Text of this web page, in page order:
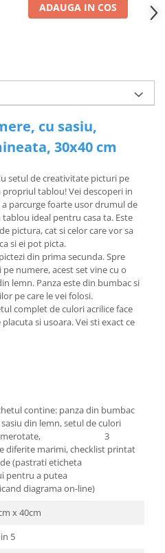
ADAUGA IN COS
cu sasiu,
30x40 cm
setul de creativitate picturi pe
tablou! Vei descoperi in
parcurge foarte usor drumul de
ideal pentru casa ta. Este
pictura, cat si celor care vor sa
si ei pot picta.
din prima secunda. Spre
numere, acest set vine cu o
lemn. Panza este din bumbac si
pe care le vei folosi.
complet de culori acrilice face
si usoara. Vei sti exact ce
contine: panza din bumbac
din lemn, setul de culori
numerotate, 3
diferite marimi, checklist printat
(pastrati eticheta
pentru a putea
diagrama on-line)
40cm
5